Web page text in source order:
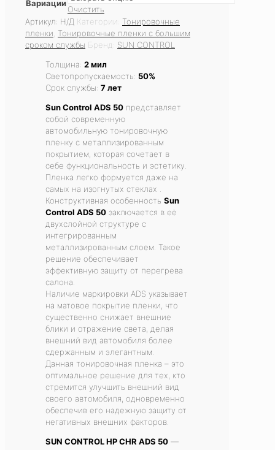
Вариации
Очистить
Артикул: Н/Д Категории: Тонировочные
пленки Тонировочные пленки с большим
сроком службы Бренд: SUN CONTROL
Толщина: 2 мил
Светопропускаемость: 50%
Срок службы: 7 лет
Sun Control ADS 50 представляет
собой современную
автомобильную тонировочную
пленку с металлизированным
покрытием, которая сочетает в
себе функциональность и эстетику.
Пленка легко формуется даже на
самых на изогнутых стеклах .
Конструктивная особенность Sun
Control ADS 50 заключается в её
двухслойной структуре с
интегрированным
металлизированным слоем. Такое
решение обеспечивает
эффективную защиту от перегрева
салона.
Наличие маркировки ADS указывает
на матовое покрытие пленки, что
существенно снижает внешние
блики и отражение света, делая
внешний вид автомобиля более
сдержанным и элегантным.
Данная тонировочная пленка – это
оптимальное решение для тех, кто
стремится улучшить внешний вид
своего автомобиля, одновременно
обеспечив его надежную защиту от
негативных внешних факторов.
SUN CONTROL HP CHR ADS 50 —